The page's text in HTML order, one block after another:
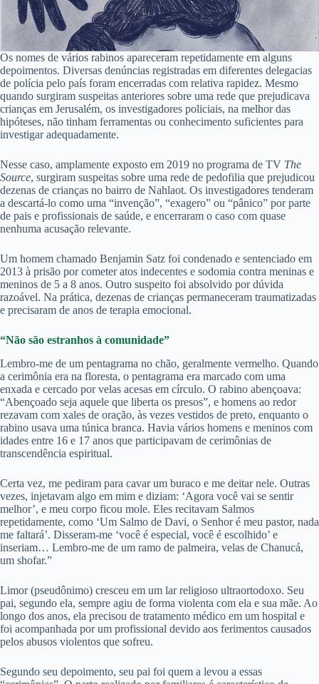
Os nomes de vários rabinos apareceram repetidamente em alguns
depoimentos. Diversas denúncias registradas em diferentes delegacias
de polícia pelo país foram encerradas com relativa rapidez. Mesmo
quando surgiram suspeitas anteriores sobre uma rede que prejudicava
crianças em Jerusalém, os investigadores policiais, na melhor das
hipóteses, não tinham ferramentas ou conhecimento suficientes para
investigar adequadamente.
Nesse caso, amplamente exposto em 2019 no programa de TV The
Source, surgiram suspeitas sobre uma rede de pedofilia que prejudicou
dezenas de crianças no bairro de Nahlaot. Os investigadores tenderam
a descartá-lo como uma “invenção”, “exagero” ou “pânico” por parte
de pais e profissionais de saúde, e encerraram o caso com quase
nenhuma acusação relevante.
Um homem chamado Benjamin Satz foi condenado e sentenciado em
2013 à prisão por cometer atos indecentes e sodomia contra meninas e
meninos de 5 a 8 anos. Outro suspeito foi absolvido por dúvida
razoável. Na prática, dezenas de crianças permaneceram traumatizadas
e precisaram de anos de terapia emocional.
“Não são estranhos à comunidade”
Lembro-me de um pentagrama no chão, geralmente vermelho. Quando
a cerimônia era na floresta, o pentagrama era marcado com uma
enxada e cercado por velas acesas em círculo. O rabino abençoava:
“Abençoado seja aquele que liberta os presos”, e homens ao redor
rezavam com xales de oração, às vezes vestidos de preto, enquanto o
rabino usava uma túnica branca. Havia vários homens e meninos com
idades entre 16 e 17 anos que participavam de cerimônias de
transcendência espiritual.
Certa vez, me pediram para cavar um buraco e me deitar nele. Outras
vezes, injetavam algo em mim e diziam: ‘Agora você vai se sentir
melhor’, e meu corpo ficou mole. Eles recitavam Salmos
repetidamente, como ‘Um Salmo de Davi, o Senhor é meu pastor, nada
me faltará’. Disseram-me ‘você é especial, você é escolhido’ e
inseriam… Lembro-me de um ramo de palmeira, velas de Chanucá,
um shofar.”
Limor (pseudônimo) cresceu em um lar religioso ultraortodoxo. Seu
pai, segundo ela, sempre agiu de forma violenta com ela e sua mãe. Ao
longo dos anos, ela precisou de tratamento médico em um hospital e
foi acompanhada por um profissional devido aos ferimentos causados ​​
pelos abusos violentos que sofreu.
Segundo seu depoimento, seu pai foi quem a levou a essas